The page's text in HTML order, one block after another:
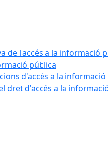
de l'accés a la informació
pública
d'accés a la informació
dret d'accés a la